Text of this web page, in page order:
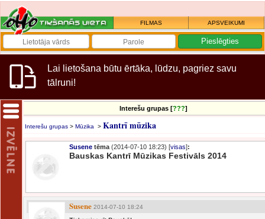
FILMAS APSVEIKUMI
Lai lietošana būtu ērtāka, lūdzu, pagriez savu
tālruni!
Interešu grupas [???]
Interešu grupas > Mūzika > Kantrī mūzika
Susene tēma (2014-07-10 18:23) [visas]:
Bauskas Kantrī Mūzikas Festivāls 2014
Susene 2014-07-10 18:24